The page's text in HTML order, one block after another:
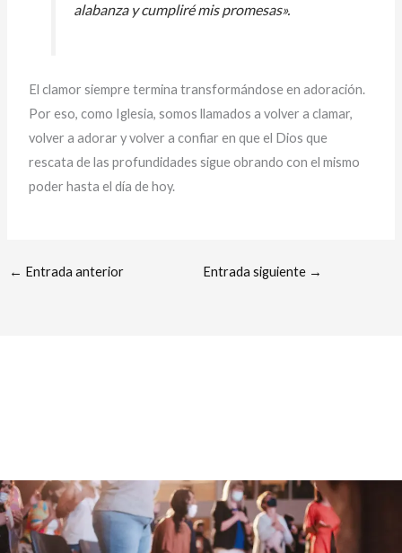
alabanza y cumpliré mis promesas».
El clamor siempre termina transformándose en adoración.
Por eso, como Iglesia, somos llamados a volver a clamar,
volver a adorar y volver a confiar en que el Dios que
rescata de las profundidades sigue obrando con el mismo
poder hasta el día de hoy.
← Entrada anterior Entrada siguiente →